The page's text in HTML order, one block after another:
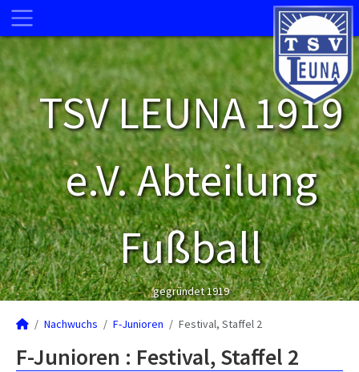
TSV LEUNA 1919
e.V. Abteilung
Fußball
gegründet 1919
Nachwuchs F-Junioren Festival, Staffel 2
F-Junioren : Festival, Staffel 2